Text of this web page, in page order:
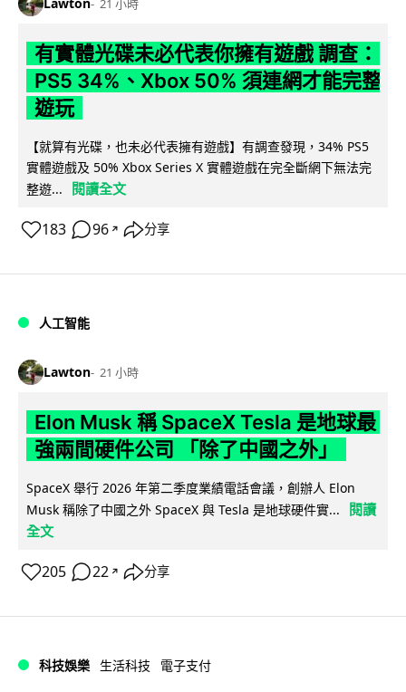
Lawton 21 小時
有實體光碟未必代表你擁有遊戲 調查：
PS5 34%、Xbox 50% 須連網才能完整
遊玩
【就算有光碟，也未必代表擁有遊戲】有調查發現，34% PS5
實體遊戲及 50% Xbox Series X 實體遊戲在完全斷網下無法完
整遊...
閱讀全文
183 96 ↗ 分享
人工智能
Lawton 21 小時
Elon Musk 稱 SpaceX Tesla 是地球最
強兩間硬件公司 「除了中國之外」
SpaceX 舉行 2026 年第二季度業績電話會議，創辦人 Elon
Musk 稱除了中國之外 SpaceX 與 Tesla 是地球硬件實...
閱讀
全文
205 22 ↗ 分享
科技娛樂 生活科技 電子支付